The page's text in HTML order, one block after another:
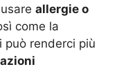
allergie o
come la
può renderci più